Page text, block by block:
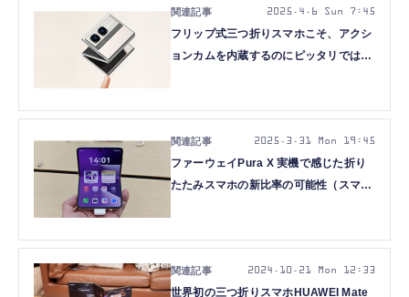
フリップ式三つ折りスマホこそ、アクシ
ョンカムを内蔵するのにピッタリでは？
2025.4.6 Sun 7:45
ファーウェイPura X 実機で感じた折り
たたみスマホの新比率の可能性（スマホ
2025.3.31 Mon 19:45
世界初の三つ折りスマホHUAWEI Mate
2024.10.21 Mon 12:33